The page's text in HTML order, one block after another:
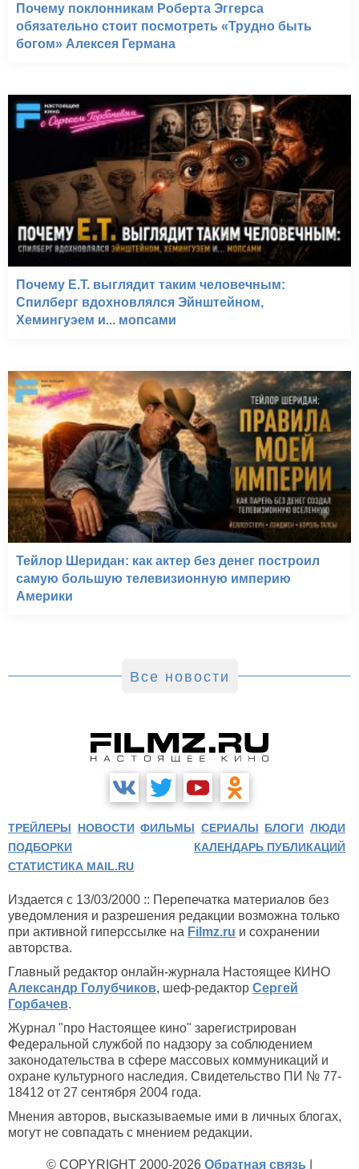
Почему поклонникам Роберта Эггерса
обязательно стоит посмотреть «Трудно быть
богом» Алексея Германа
Почему E.T. выглядит таким человечным:
Спилберг вдохновлялся Эйнштейном,
Хемингуэем и... мопсами
Тейлор Шеридан: как актер без денег построил
самую большую телевизионную империю
Америки
Все новости
ТРЕЙЛЕРЫ НОВОСТИ ФИЛЬМЫ СЕРИАЛЫ БЛОГИ ЛЮДИ
ПОДБОРКИ
КАЛЕНДАРЬ ПУБЛИКАЦИЙ
СТАТИСТИКА MAIL.RU
Издается с 13/03/2000 :: Перепечатка материалов без
уведомления и разрешения редакции возможна только
при активной гиперссылке на Filmz.ru и сохранении
авторства.
Главный редактор онлайн-журнала Настоящее КИНО
Александр Голубчиков, шеф-редактор Сергей
Горбачев.
Журнал "про Настоящее кино" зарегистрирован
Федеральной службой по надзору за соблюдением
законодательства в сфере массовых коммуникаций и
охране культурного наследия. Свидетельство ПИ № 77-
18412 от 27 сентября 2004 года.
Мнения авторов, высказываемые ими в личных блогах,
могут не совпадать с мнением редакции.
© COPYRIGHT 2000-2026 Обратная связь